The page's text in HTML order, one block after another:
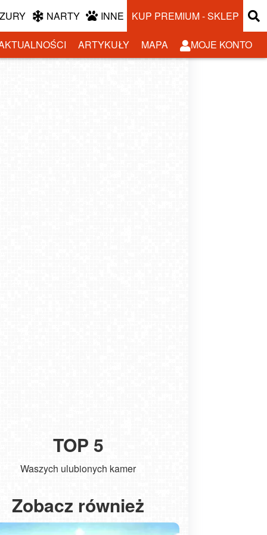
NARTY INNE KUP PREMIUM - SKLEP
ARTYKUŁY MAPA
MOJE KONTO
TOP 5
Waszych ulubionych kamer
Kołobrzeg - widok na molo
Zobacz również